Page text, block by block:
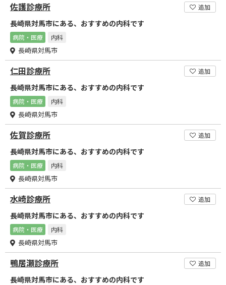
佐護診療所 追加
長崎県対馬市にある、おすすめの内科です
病院・医療 内科
長崎県対馬市
仁田診療所 追加
長崎県対馬市にある、おすすめの内科です
病院・医療 内科
長崎県対馬市
佐賀診療所 追加
長崎県対馬市にある、おすすめの内科です
病院・医療 内科
長崎県対馬市
水崎診療所 追加
長崎県対馬市にある、おすすめの内科です
病院・医療 内科
長崎県対馬市
鴨居瀬診療所 追加
長崎県対馬市にある、おすすめの内科です